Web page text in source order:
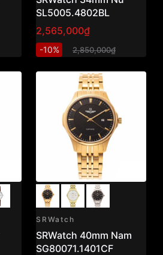
SL5005.4802BL
2,565,000₫
-10% 2,850,000₫
SRWatch
SRWatch 40mm Nam
SG80071.1401CF